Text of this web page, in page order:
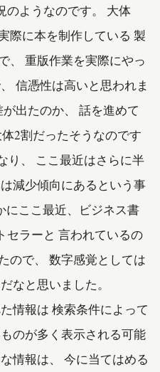
のようなのです。 大体
に本を制作している 製
、 重版作業を実際にやっ
信憑性は高いと思われま
たのか、 話を進めて
2割だったそうなのです
り、 ここ最近はさらに半
減少傾向にあるという事
ここ最近、ビジネス書
セラーと 言われているの
ので、 数字感覚としては
だなと思いました。
報は 検索条件によって
のが多く表示される可能
情報は、 今に当てはめる